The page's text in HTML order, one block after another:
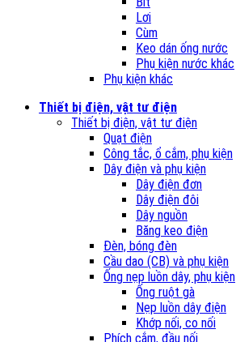
Lơi
Cùm
Keo dán ống nước
Phụ kiện nước khác
Phụ kiện khác
Thiết bị điện, vật tư điện
Thiết bị điện, vật tư điện
Quạt điện
Công tắc, ổ cắm, phụ kiện
Dây điện và phụ kiện
Dây điện đơn
Dây điện đôi
Dây nguồn
Băng keo điện
Đèn, bóng đèn
Cầu dao (CB) và phụ kiện
Ống nẹp luồn dây, phụ kiện
Ống ruột gà
Nẹp luồn dây điện
Khớp nối, co nối
Phích cắm, đầu nối